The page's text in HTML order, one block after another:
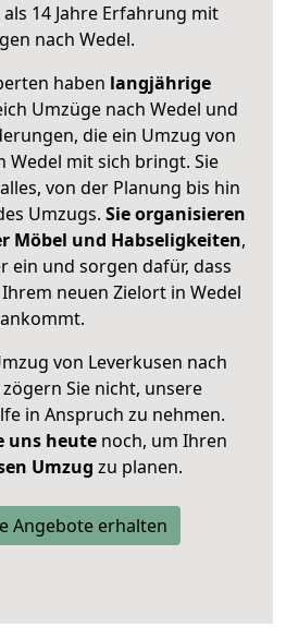
14 Jahre Erfahrung mit
nach Wedel.
haben langjährige
Umzüge nach Wedel und
die ein Umzug von
Wedel mit sich bringt. Sie
von der Planung bis hin
Umzugs. Sie organisieren
Möbel und Habseligkeiten,
ein und sorgen dafür, dass
neuen Zielort in Wedel
ankommt.
von Leverkusen nach
Sie nicht, unsere
in Anspruch zu nehmen.
uns heutenoch, um Ihren
Umzug zu planen.
Angebote erhalten